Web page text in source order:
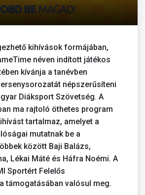
kihívások formájában,
néven indított játékos
kívánja a tanévben
népszerűsíteni
Diáksport Szövetség. A
ma rajtoló öthetes program
tartalmaz, amelyet a
mutatnak be a
között Baji Balázs,
Lékai Máté és Háfra Noémi. A
Sportért Felelős
támogatásában valósul meg.